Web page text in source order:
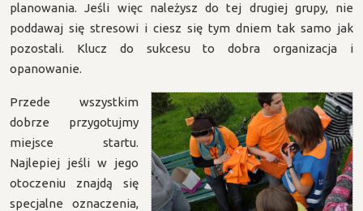
planowania. Jeśli więc należysz do tej drugiej grupy, nie
poddawaj się stresowi i ciesz się tym dniem tak samo jak
pozostali. Klucz do sukcesu to dobra organizacja i
opanowanie.
Przede wszystkim
dobrze przygotujmy
miejsce startu.
Najlepiej jeśli w jego
otoczeniu znajdą się
specjalne oznaczenia,